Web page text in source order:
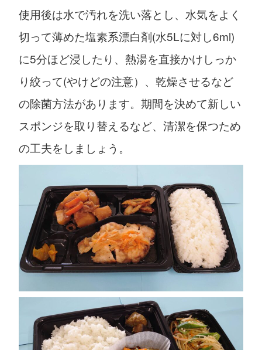
使用後は水で汚れを洗い落とし、水気をよく
切って薄めた塩素系漂白剤(水5Lに対し6ml)
に5分ほど浸したり、熱湯を直接かけしっか
り絞って(やけどの注意）、乾燥させるなど
の除菌方法があります。期間を決めて新しい
スポンジを取り替えるなど、清潔を保つため
の工夫をしましょう。